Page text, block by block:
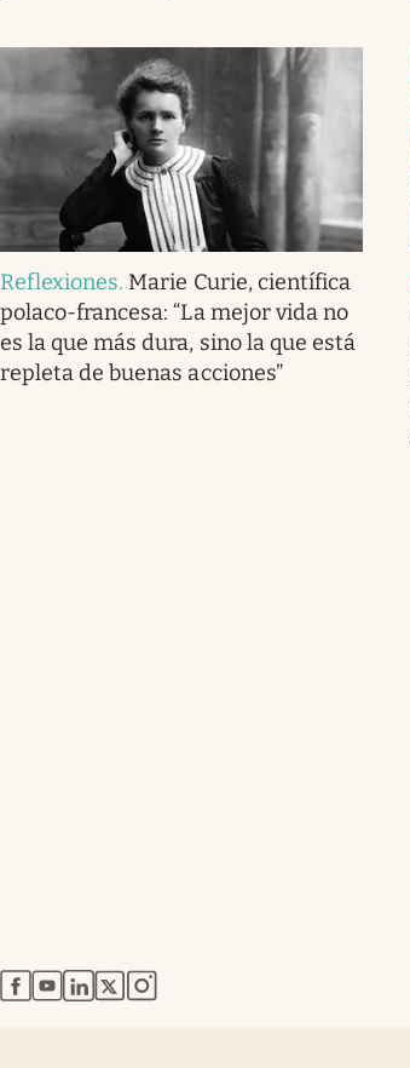
Reflexiones. Marie Curie, científica
polaco-francesa: “La mejor vida no
es la que más dura, sino la que está
repleta de buenas acciones”
abre en nueva pestaña
abre en nueva pestaña
abre en nueva pestaña
abre en nueva pestaña
abre en nueva pestaña